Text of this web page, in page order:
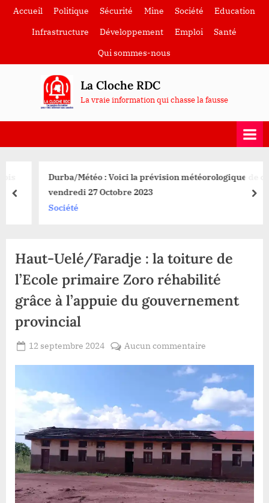
SkipAccueil Politique Sécurité Mine Société
Education
Infrastructure
Développement Emploi
Santé
Qui sommes-nous
La Cloche RDC
La vraie information qui chasse la fausse
Durba/Météo : Voici la prévision météorologique de ce
vendredi 27 Octobre 2023
Société
prev
Haut-Uelé/Faradje : la toiture de
l’Ecole primaire Zoro réhabilité
grâce à l’appuie du gouvernement
provincial
Posted
12 septembre 2024
Aucun commentaire
Uelé/Faradje
:
toiture
de
l’Ecole
primaire
Zoro
réhabilité
grâce